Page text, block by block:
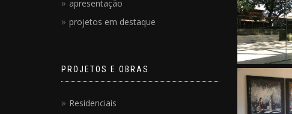
apresentação
projetos em destaque
PROJETOS E OBRAS
Residenciais